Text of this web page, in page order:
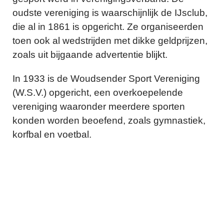
oudste vereniging is waarschijnlijk de IJsclub,
die al in 1861 is opgericht. Ze organiseerden
toen ook al wedstrijden met dikke geldprijzen,
zoals uit bijgaande advertentie blijkt.
In 1933 is de Woudsender Sport Vereniging
(W.S.V.) opgericht, een overkoepelende
vereniging waaronder meerdere sporten
konden worden beoefend, zoals gymnastiek,
korfbal en voetbal.